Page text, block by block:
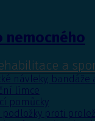
nemocného
a
návleky, bandáže
límce
pomůcky
podložky proti